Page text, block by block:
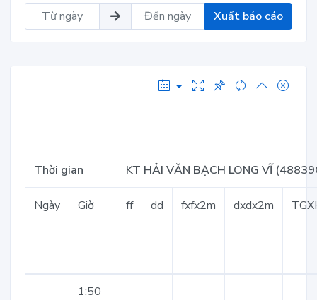
Xuất báo cáo
Thời gian KT HẢI VĂN BẠCH LONG VĨ
Ngày Giờ ff dd fxfx2m dxdx2m
1:50